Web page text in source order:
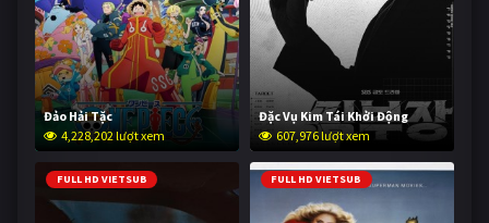
Đảo Hải Tặc
4,228,202 lượt xem
Đặc Vụ Kim Tái Khởi Động
607,976 lượt xem
FULL HD VIETSUB FULL HD VIETSUB